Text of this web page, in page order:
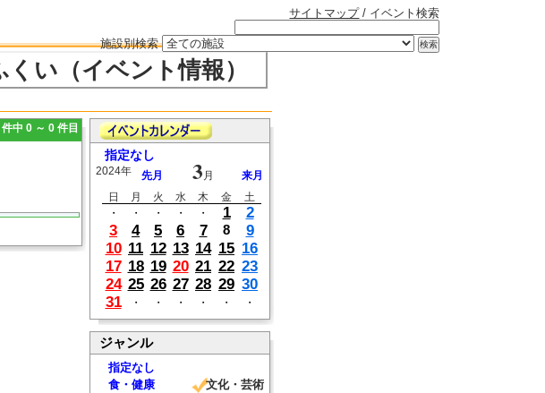
サイトマップ/ イベント検索
施設別検索
い（イベント情報）
中 0 ～ 0 件目
指定なし
2024年 先月 3 月
来月
日
月 火 水 木 金
土
・
・ ・ ・ ・ 1
2
3
4 5 6 7 8
9
10 11 12 13 14 15 16
17 18 19 20 21 22 23
24 25 26 27 28 29 30
31
・ ・ ・ ・ ・ ・
ジャンル
指定なし
食・健康
文化・芸術